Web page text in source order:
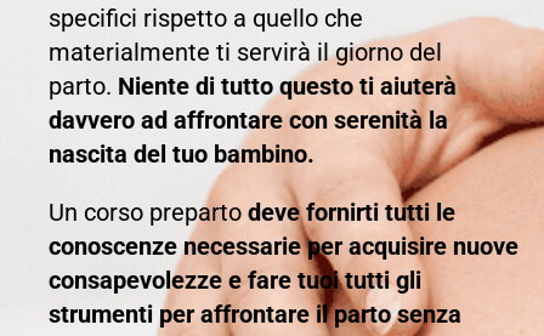
specifici rispetto a quello che
materialmente ti servirà il giorno del
parto. Niente di tutto questo ti aiuterà
davvero ad affrontare con serenità la
nascita del tuo bambino.
Un corso preparto deve fornirti tutti le
conoscenze necessarie per acquisire nuove
consapevolezze e fare tuoi tutti gli
strumenti per affrontare il parto senza